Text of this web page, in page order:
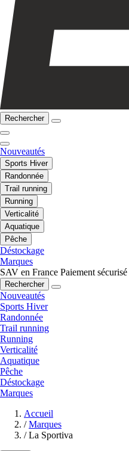
Rechercher
Nouveautés
Sports Hiver
Randonnée
Trail running
Running
Verticalité
Aquatique
Pêche
Déstockage
Marques
SAV en France Paiement sécurisé
Rechercher
Nouveautés
Sports Hiver
Randonnée
Trail running
Running
Verticalité
Aquatique
Pêche
Déstockage
Marques
Accueil
/ Marques
/ La Sportiva